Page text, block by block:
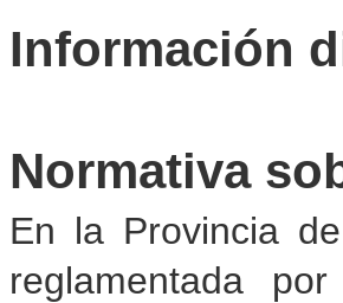
Información
Normativa
En la Provincia
reglamentada